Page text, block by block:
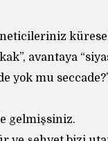
avantaya
yok mu
gelmişsiniz.